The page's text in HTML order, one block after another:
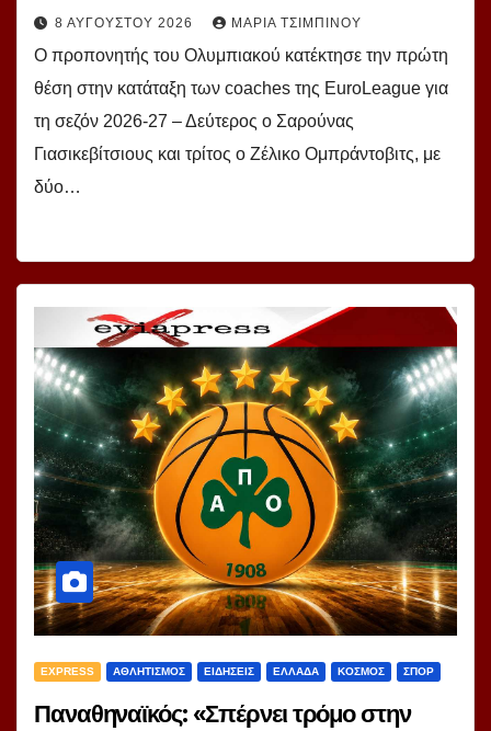
8 ΑΥΓΟΎΣΤΟΥ 2026 ΜΑΡΊΑ ΤΣΙΜΠΙΝΟΎ
Ο προπονητής του Ολυμπιακού κατέκτησε την πρώτη
θέση στην κατάταξη των coaches της EuroLeague για
τη σεζόν 2026-27 – Δεύτερος ο Σαρούνας
Γιασικεβίτσιους και τρίτος ο Ζέλικο Ομπράντοβιτς, με
δύο…
EXPRESS ΑΘΛΗΤΙΣΜΟΣ ΕΙΔΗΣΕΙΣ ΕΛΛΑΔΑ ΚΟΣΜΟΣ ΣΠΟΡ
Παναθηναϊκός: «Σπέρνει τρόμο στην